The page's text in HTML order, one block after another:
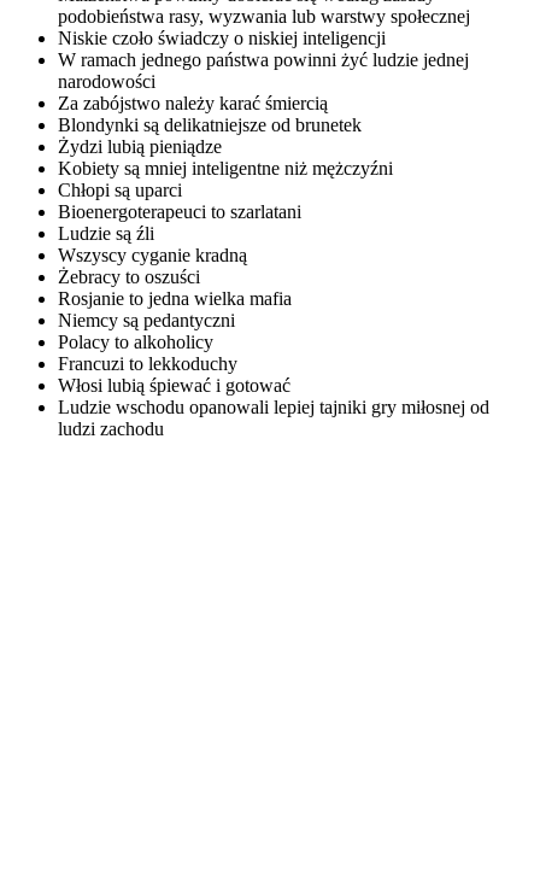
podobieństwa rasy, wyzwania lub warstwy społecznej
Niskie czoło świadczy o niskiej inteligencji
W ramach jednego państwa powinni żyć ludzie jednej
narodowości
Za zabójstwo należy karać śmiercią
Blondynki są delikatniejsze od brunetek
Żydzi lubią pieniądze
Kobiety są mniej inteligentne niż mężczyźni
Chłopi są uparci
Bioenergoterapeuci to szarlatani
Ludzie są źli
Wszyscy cyganie kradną
Żebracy to oszuści
Rosjanie to jedna wielka mafia
Niemcy są pedantyczni
Polacy to alkoholicy
Francuzi to lekkoduchy
Włosi lubią śpiewać i gotować
Ludzie wschodu opanowali lepiej tajniki gry miłosnej od
ludzi zachodu